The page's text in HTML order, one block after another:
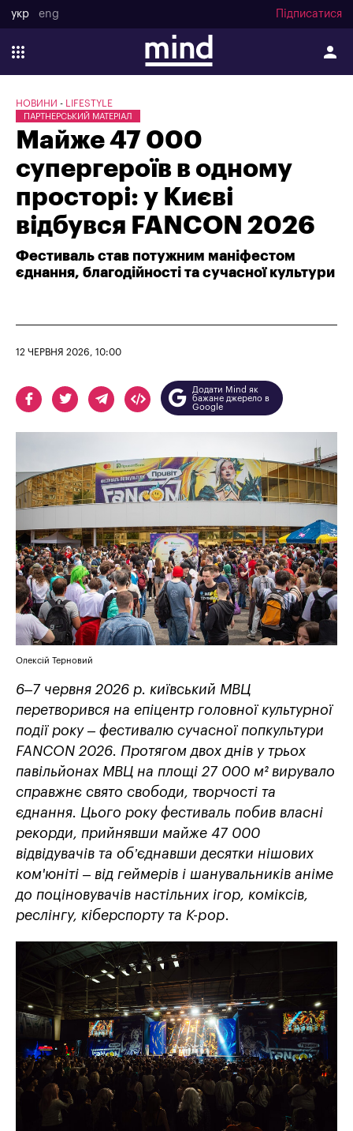
укр eng Підписатися
НОВИНИ LIFESTYLE
ПАРТНЕРСЬКИЙ МАТЕРІАЛ
Майже 47 000
супергероїв в одному
просторі: у Києві
відбувся FANCON 2026
Фестиваль став потужним маніфестом
єднання, благодійності та сучасної культури
12 ЧЕРВНЯ 2026, 10:00
Додати Mind як
бажане джерело в
Google
Олексій Терновий
6–7 червня 2026 р. київський МВЦ
перетворився на епіцентр головної культурної
події року – фестивалю сучасної попкультури
FANCON 2026. Протягом двох днів у трьох
павільйонах МВЦ на площі 27 000 м² вирувало
справжнє свято свободи, творчості та
єднання. Цього року фестиваль побив власні
рекорди, прийнявши майже 47 000
відвідувачів та об’єднавши десятки нішових
ком'юніті – від геймерів і шанувальників аніме
до поціновувачів настільних ігор, коміксів,
реслінгу, кіберспорту та K-pop.